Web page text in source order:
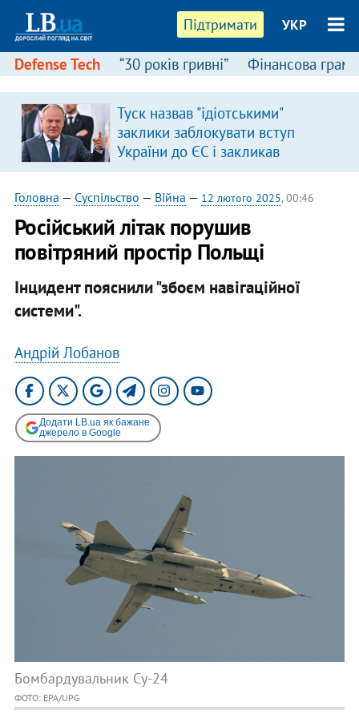
Підтримати УКР
Defense Tech “30 років гривні” Фінансова
Туск назвав "ідіотськими"
заклики заблокувати вступ
України до ЄС і закликав
припинити антиукраїнську
риторику
Головна — Суспільство — Війна — 12 лютого 2025, 00:46
Російський літак порушив
повітряний простір Польщі
Інцидент пояснили "збоєм навігаційної
системи".
Андрій Лобанов
Додати LB.ua як бажане
джерело в Google
Бомбардувальник Су-24
ФОТО: EPA/UPG